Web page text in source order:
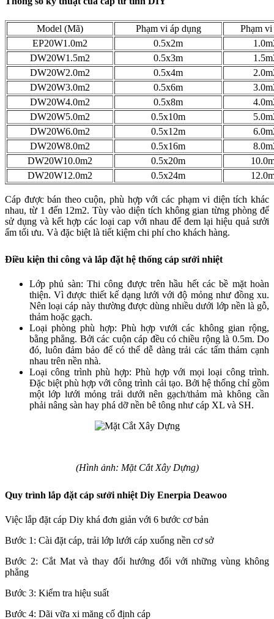
Model (Mã) Phạm vi áp dụng
Phạm
EP20W1.0m2
0.5x2m
DW20W1.5m2
0.5x3m
DW20W2.0m2
0.5x4m
DW20W3.0m2
0.5x6m
DW20W4.0m2
0.5x8m
DW20W5.0m2
0.5x10m
DW20W6.0m2
0.5x12m
DW20W8.0m2
0.5x16m
DW20W10.0m2
0.5x20m
DW20W12.0m2
0.5x24m
Cáp được bán theo cuộn, phù hợp với các phạm vi diện tích khác
nhau, từ 1 đến 12m2. Tùy vào diện tích không gian từng phòng để
sử dụng và kết hợp các loại cap với nhau để đem lại hiệu quả sưởi
ấm tối ưu. Và đặc biệt là tiết kiệm chi phí cho khách hàng.
Điều kiện thi công và lắp đặt hệ thống cáp sưởi nhiệt
Lớp phủ sàn: Thi công được trên hầu hết các bề mặt hoàn
thiện. Vì được thiết kế dạng lưới với độ mỏng như đồng xu.
Nên loại cáp này thường được dùng nhiều dưới lớp nền là gỗ,
thảm hoặc gạch.
Loại phòng phù hợp: Phù hợp vưới các không gian rộng,
bằng phẳng. Bởi các cuộn cáp đều có chiều rộng là 0.5m. Do
đó, luôn đảm bảo để có thể dễ dàng trải các tấm thảm cạnh
nhau trên nền nhà.
Loại công trình phù hợp: Phù hợp với mọi loại công trình.
Đặc biệt phù hợp với công trình cải tạo. Bởi hệ thống chỉ gồm
một lớp lưới mỏng trải dưới nên gạch/thảm mà không cần
phải nâng sàn hay phá dỡ nền bê tông như cáp XL và SH.
(Hình ảnh: Mặt Cắt Xây Dựng)
Quy trình lắp đặt cáp sưởi nhiệt Diy Enerpia Deawoo
Việc lắp đặt cáp Diy khá đơn giản với 6 bước cơ bản
Bước 1: Cài đặt cáp, trải lớp lưới cáp xuống nền cơ sở
Bước 2: Cắt Mat và thay đổi hướng đổi với những vùng không
phẳng
Bước 3: Kiểm tra hiệu suất
Bước 4: Dãi vữa xi măng cố định cáp